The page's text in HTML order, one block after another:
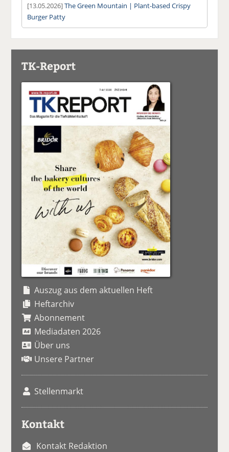
[13.05.2026]The Green Mountain | Plant-based Crispy
Burger Patty
TK-Report
Auszug aus dem aktuellen Heft
Heftarchiv
Abonnement
Mediadaten 2026
Über uns
Unsere Partner
Stellenmarkt
Kontakt
Kontakt Redaktion